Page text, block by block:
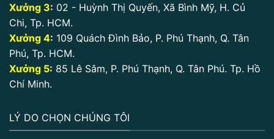
Xưởng 3: 02 - Huỳnh Thị Quyến, Xã Bình Mỹ, H. Củ
Chi, Tp. HCM.
Xưởng 4: 109 Quách Đình Bảo, P. Phú Thạnh, Q. Tân
Phú, Tp. HCM.
Xưởng 5: 85 Lê Sâm, P. Phú Thạnh, Q. Tân Phú. Tp. Hồ
Chí Minh.
LÝ DO CHỌN CHÚNG TÔI